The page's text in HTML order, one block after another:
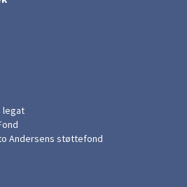
legat
Andersens støttefond